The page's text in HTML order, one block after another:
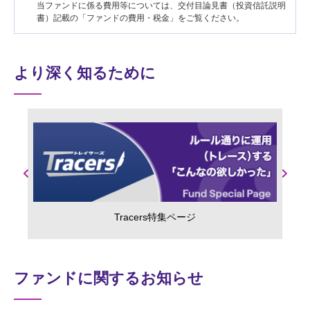
当ファンドに係る費用等については、交付目論見書（投資信託説明
書）記載の「ファンドの費用・税金」をご覧ください。
より深く知るために
Previous
Tracers特集ページ
Next
ファンドに関するお知らせ